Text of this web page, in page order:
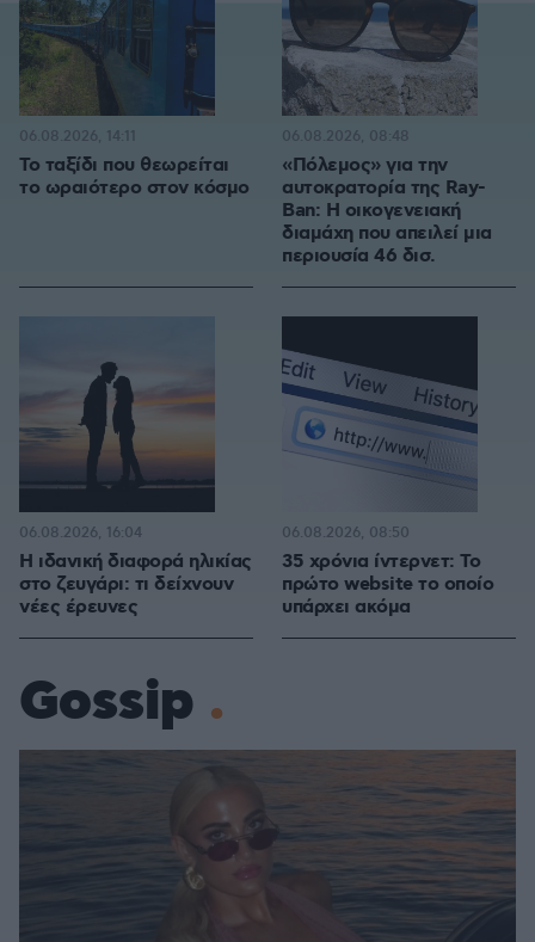
Το ταξίδι που θεωρείται
το ωραιότερο στον κόσμο
06.08.2026, 14:11
«Πόλεμος» για την
αυτοκρατορία της Ray-
Ban: Η οικογενειακή
διαμάχη που απειλεί μια
περιουσία 46 δισ.
06.08.2026, 08:48
Η ιδανική διαφορά ηλικίας
στο ζευγάρι: τι δείχνουν
νέες έρευνες
06.08.2026, 16:04
35 χρόνια ίντερνετ: Το
πρώτο website το οποίο
υπάρχει ακόμα
06.08.2026, 08:50
Gossip